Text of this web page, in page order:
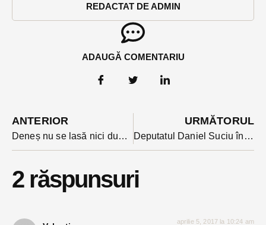
REDACTAT DE ADMIN
ADAUGĂ COMENTARIU
ANTERIOR
Deneș nu se lasă nici după ce Liviu Dragnea l-a urecheat: ”respect punctul de vedere al liderului, dar am dreptul să am părerea mea”
URMĂTORUL
Deputatul Daniel Suciu întrebat dacă e de acord ca un condamnat penal să fie ministru: ” Nu putem să-i ardem pe rug că au făcut o greșeală”
2 răspunsuri
aprilie 5, 2017 la 10:24 am